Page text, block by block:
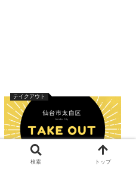
テイクアウト
検索 トップ